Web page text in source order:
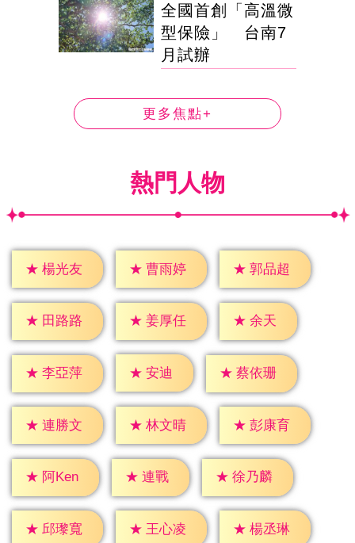
全國首創「高溫微
型保險」 台南7
月試辦
更多焦點+
熱門人物
★ 楊光友 ★ 曹雨婷 ★ 郭品超
★ 田路路 ★ 姜厚任 ★ 余天
★ 李亞萍 ★ 安迪 ★ 蔡依珊
★ 連勝文 ★ 林文晴 ★ 彭康育
★ 阿Ken ★ 連戰 ★ 徐乃麟
★ 邱瓈寬 ★ 王心凌 ★ 楊丞琳